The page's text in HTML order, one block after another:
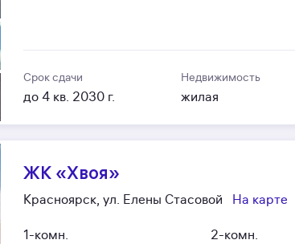
Срок сдачи
до 4 кв. 2030 г.
Недвижимость
жилая
ЖК «Хвоя»
Красноярск, ул. Елены Стасовой На карте
1-комн.
2-комн.